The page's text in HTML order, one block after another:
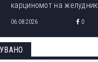
карциномот на желудник
06.08.2026 0